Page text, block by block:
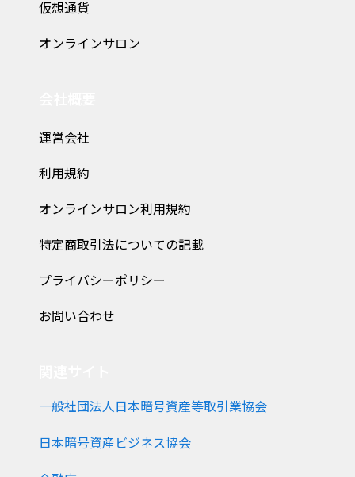
仮想通貨
オンラインサロン
運営会社
利用規約
オンラインサロン利用規約
特定商取引法についての記載
プライバシーポリシー
お問い合わせ
一般社団法人日本暗号資産等取引業協会
日本暗号資産ビジネス協会